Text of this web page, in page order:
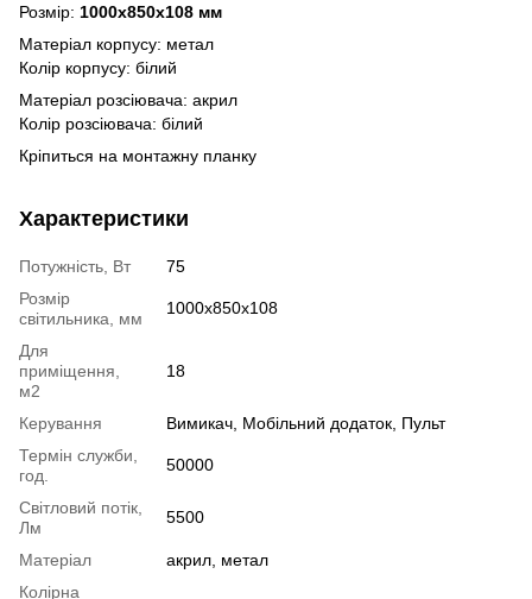
Розмір: 1000x850x108 мм
Матеріал корпусу: метал
Колір корпусу: білий
Матеріал розсіювача: акрил
Колір розсіювача: білий
Кріпиться на монтажну планку
Характеристики
Потужність, Вт
75
Розмір
світильника, мм
1000x850x108
Для
приміщення,
м2
18
Керування
Вимикач, Мобільний додаток, Пульт
Термін служби,
год.
50000
Світловий потік,
Лм
5500
Матеріал
акрил, метал
Колірна